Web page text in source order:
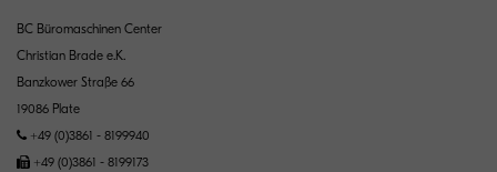
BC Büromaschinen Center
Christian Brade e.K.
Banzkower Straße 66
19086 Plate
+49 (0)3861 - 8199940
+49 (0)3861 - 8199173